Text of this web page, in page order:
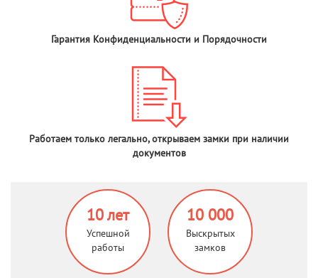
Гарантия Конфиденциальности и Порядочности
Работаем только легально, открываем замки при наличии
документов
10 лет
Успешной
работы
10 000
Выскрытых
замков